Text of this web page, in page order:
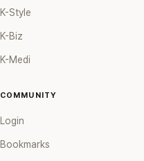
K-Style
K-Biz
K-Medi
COMMUNITY
Login
Bookmarks